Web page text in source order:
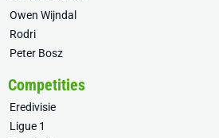
Owen Wijndal
Rodri
Peter Bosz
Competities
Eredivisie
Ligue 1